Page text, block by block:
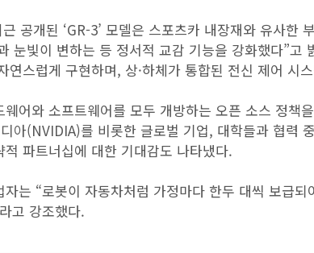
공개된 ‘GR-3’ 모델은 스포츠카 내장재와 유사한
눈빛이 변하는 등 정서적 교감 기능을 강화했다”고
연스럽게 구현하며, 상·하체가 통합된 전신 제어 시
웨어와 소프트웨어를 모두 개방하는 오픈 소스 정책
아(NVIDIA)를 비롯한 글로벌 기업, 대학들과 협력
적 파트너십에 대한 기대감도 나타냈다.
자는 “로봇이 자동차처럼 가정마다 한두 대씩 보급
고 강조했다.